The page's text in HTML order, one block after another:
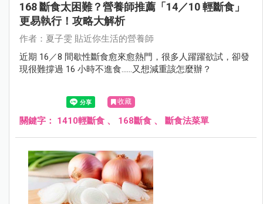
168 斷食太困難？營養師推薦「14／10 輕斷食」
更易執行！攻略大解析
作者：夏子雯 貼近你生活的營養師
近期 16／8 間歇性斷食愈來愈熱門，很多人躍躍欲試，卻發
現很難撐過 16 小時不進食......又想減重該怎麼辦？
收藏
關鍵字： 1410輕斷食 、 168斷食 、 斷食法菜單